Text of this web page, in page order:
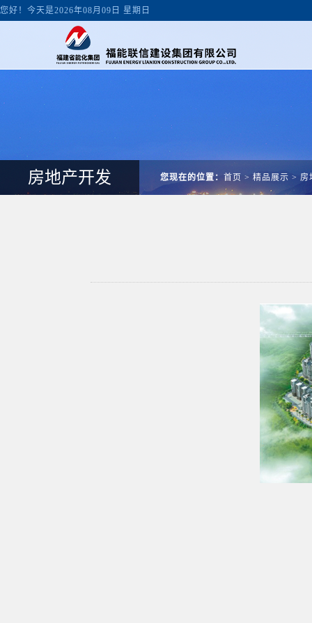
您好！今天是2026年08月09日 星期日
房地产开发 您现在的位置： 首页 > 精品展示 > 房